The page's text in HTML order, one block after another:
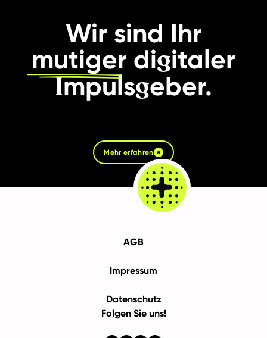
Wir sind Ihr
mutiger digitaler
Impulsgeber.
Mehr erfahren
AGB
Impressum
Datenschutz
Folgen Sie uns!